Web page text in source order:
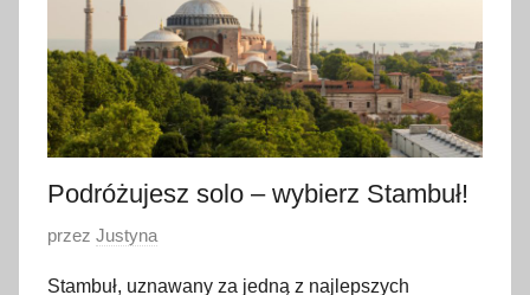
a
2
0
2
Podróżujesz solo – wybierz Stambuł!
O
przez Justyna
Stambuł, uznawany za jedną z najlepszych